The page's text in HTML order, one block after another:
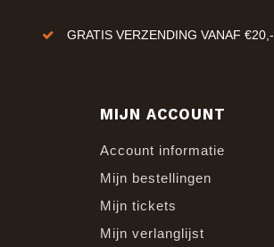
GRATIS VERZENDING VANAF €20,-
MIJN ACCOUNT
Account informatie
Mijn bestellingen
Mijn tickets
Mijn verlanglijst